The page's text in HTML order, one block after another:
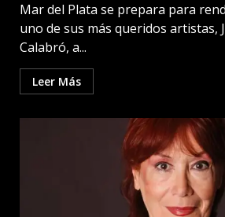
Mar del Plata se prepara para
uno de sus más queridos artistas,
Calabró, a...
Leer Más